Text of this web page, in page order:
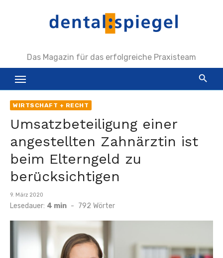
Das Magazin für das erfolgreiche Praxisteam
WIRTSCHAFT + RECHT
Umsatzbeteiligung einer
angestellten Zahnärztin ist
beim Elterngeld zu
berücksichtigen
Veröffentlicht
am
9. März 2020
Lesedauer: 4 min - 792 Wörter